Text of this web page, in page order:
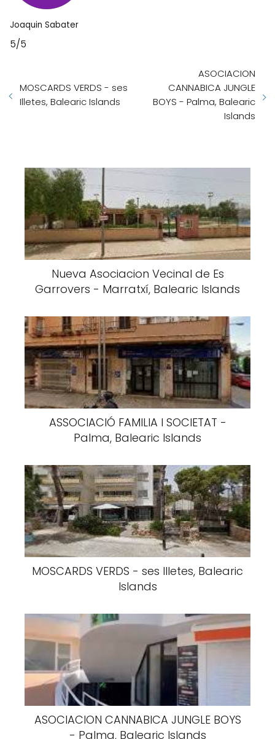
Joaquin Sabater
5/5
MOSCARDS VERDS - ses
Illetes, Balearic Islands
ASOCIACION
CANNABICA JUNGLE
BOYS - Palma, Balearic
Islands
Nueva Asociacion Vecinal de Es
Garrovers - Marratxí, Balearic Islands
ASSOCIACIÓ FAMILIA I SOCIETAT -
Palma, Balearic Islands
MOSCARDS VERDS - ses Illetes, Balearic
Islands
ASOCIACION CANNABICA JUNGLE BOYS
- Palma, Balearic Islands